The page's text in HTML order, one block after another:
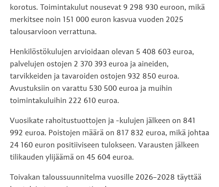
korotus. Toimintakulut nousevat 9 298 930 euroon, mikä
merkitsee noin 151 000 euron kasvua vuoden 2025
talousarvioon verrattuna.
Henkilöstökulujen arvioidaan olevan 5 408 603 euroa,
palvelujen ostojen 2 370 393 euroa ja aineiden,
tarvikkeiden ja tavaroiden ostojen 932 850 euroa.
Avustuksiin on varattu 530 500 euroa ja muihin
toimintakuluihin 222 610 euroa.
Vuosikate rahoitustuottojen ja -kulujen jälkeen on 841
992 euroa. Poistojen määrä on 817 832 euroa, mikä johtaa
24 160 euron positiiviseen tulokseen. Varausten jälkeen
tilikauden ylijäämä on 45 604 euroa.
Toivakan taloussuunnitelma vuosille 2026–2028 täyttää